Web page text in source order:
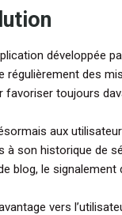
développée
des
toujours
aux
à son historique de
blog, le
vers